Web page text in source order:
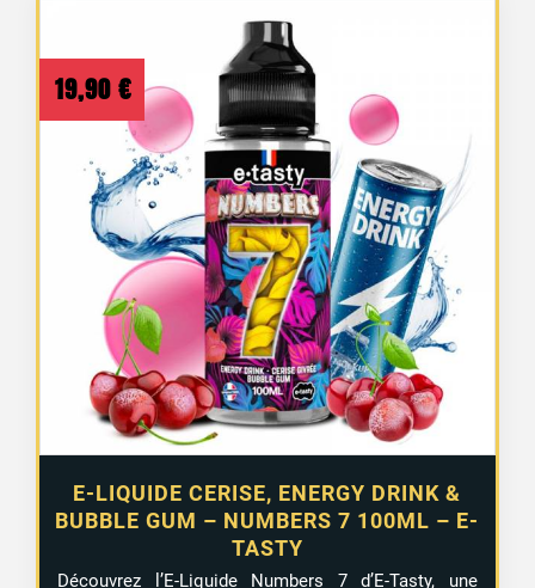
1 avis
E-LIQUIDE CERISE, ENERGY DRINK &
BUBBLE GUM – NUMBERS 7 100ML – E-
TASTY
19,90 €
Découvrez l’E-Liquide Numbers 7 d’E-Tasty, une